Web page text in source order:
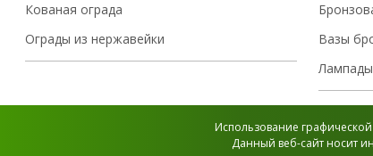
Кованая ограда
Ограды из нержавейки
Вазы
Использование
Данный веб-сайт носит